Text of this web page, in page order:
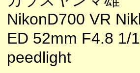
NikonD700 VR
ED 52mm F4.8 1/
peedlight